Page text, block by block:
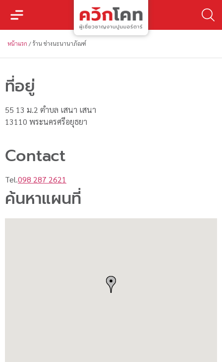
หน้าแรก / ร้าน ช่างนะนานาภัณฑ์
ที่อยู่
55 13 ม.2 ตำบล เสนา เสนา
13110 พระนครศรีอยุธยา
Contact
Tel.098 287 2621
ค้นหาแผนที่